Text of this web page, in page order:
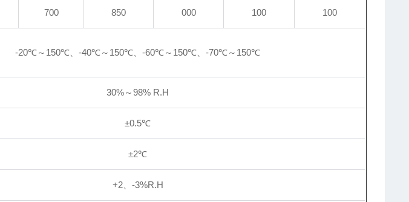
700
850
000
100
100
-20℃～150℃、-40℃～150℃、-60℃～150℃、-70℃～150℃
30%～98% R.H
±0.5℃
±2℃
+2、-3%R.H